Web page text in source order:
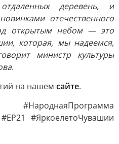
деревень, и
отечественного
открытым небом — это
которая, мы надеемся,
министр культуры
на нашем сайте.
#ЯркоелетоЧувашии